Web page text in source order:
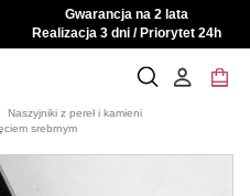
Gwarancja na 2 lata
Realizacja 3 dni / Priorytet 24h
Naszyjniki z pereł i kamieni
srebrnym